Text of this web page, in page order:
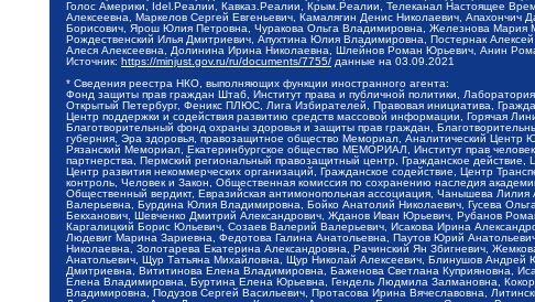
Голос Америки, Idel.Реалии, Кавказ.Реалии, Крым.Реалии, Телеканал Настоящее
Алексеевна, Маркелов Сергей Евгеньевич, Камалягин Денис Николаевич,
Борисович, Ярош Юлия Петровна, Чуракова Ольга Владимировна, Железнова Мария
Рождественский Илья Дмитриевич, Апухтина Юлия Владимировна, Постернак
Алеся Алексеевна, Долинина Ирина Николаевна, Шлейнов Роман Юрьевич, Анин
Источник: https://minjust.gov.ru/ru/documents/7755/ данные на 03.09.2021
* Сведения реестра НКО, выполняющих функции иностранного агента:
Фонд защиты прав граждан Штаб, Институт права и публичной политики,
Открытый Петербург, Феникс ПЛЮС, Лига Избирателей, Правовая инициатива,
Центр поддержки и содействия развитию средств массовой информации, Горячая
Благотворительный фонд охраны здоровья и защиты прав граждан,
губерния, Эра здоровья, правозащитное общество Мемориал, Аналитический
Рязанский Мемориал, Екатеринбургское общество МЕМОРИАЛ, Институт прав
партнерства, Пермский региональный правозащитный центр, Гражданское
Центр развития некоммерческих организаций, Гражданское содействие, Центр
контроль, Человек и Закон, Общественная комиссия по сохранению наследия
Общественный вердикт, Евразийская антимонопольная ассоциация, Чанышева
Валерьевна, Бурдина Юлия Владимировна, Бойко Анатолий Николаевич, Гусева
Бекханович, Шевченко Дмитрий Александрович, Жданов Иван Юрьевич, Рубанов
Каргалицкий Борис Юльевич, Созаев Валерий Валерьевич, Исакова Ирина
Людевиг Марина Зариевна, Федотова Галина Анатольевна, Паутов Юрий
Николаевна, Золотарева Екатерина Александровна, Рачинский Ян Збигневич,
Анатольевич, Щур Татьяна Михайловна, Щур Николай Алексеевич, Блинушов
Дмитриевна, Вититинова Елена Владимировна, Баженова Светлана Куприяновна,
Елена Владимировна, Буртина Елена Юрьевна, Гендель Людмила Залмановна,
Владимировна, Подузов Сергей Васильевич, Протасова Ирина Вячеславовна,